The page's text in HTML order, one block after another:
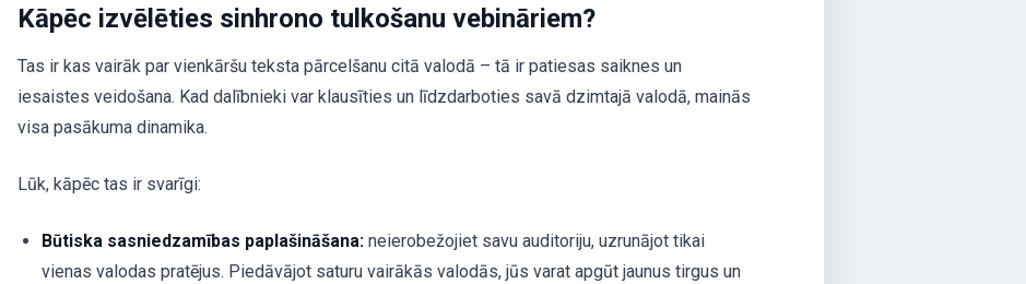
Kāpēc izvēlēties sinhrono tulkošanu vebināriem?
Tas ir kas vairāk par vienkāršu teksta pārcelšanu citā valodā – tā ir patiesas saiknes un
iesaistes veidošana. Kad dalībnieki var klausīties un līdzdarboties savā dzimtajā valodā, mainās
visa pasākuma dinamika.
Lūk, kāpēc tas ir svarīgi:
Būtiska sasniedzamības paplašināšana: neierobežojiet savu auditoriju, uzrunājot tikai
vienas valodas pratējus. Piedāvājot saturu vairākās valodās, jūs varat apgūt jaunus tirgus un